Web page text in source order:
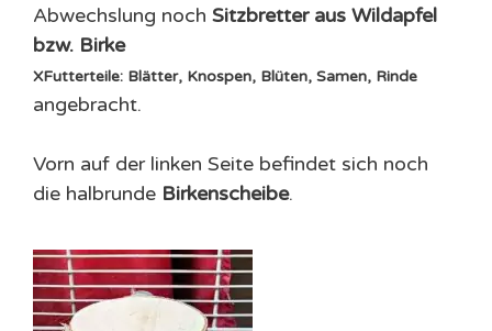
Abwechslung noch Sitzbretter aus Wildapfel
bzw. Birke
XFutterteile: Blätter, Knospen, Blüten, Samen, Rinde
angebracht.
Vorn auf der linken Seite befindet sich noch
die halbrunde Birkenscheibe.